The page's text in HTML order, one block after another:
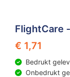
FlightCare
€ 1,71
Bedrukt
Onbedrukt